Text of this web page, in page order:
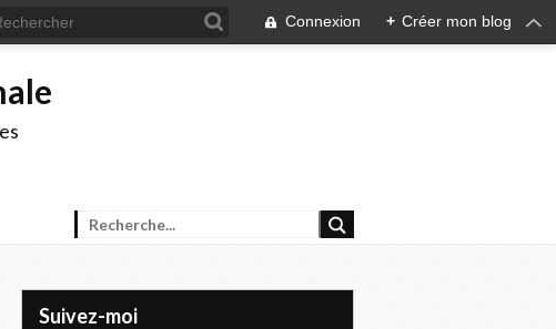
Connexion + Créer mon blog
Suivez-moi